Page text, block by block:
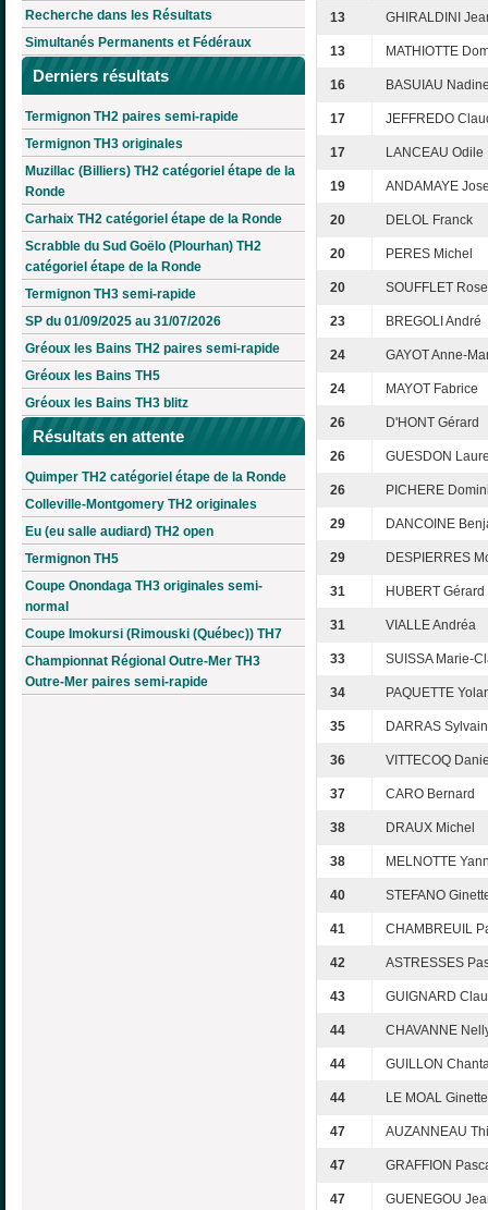
Recherche dans les Résultats
Simultanés Permanents et Fédéraux
Derniers résultats
Termignon TH2 paires semi-rapide
Termignon TH3 originales
Muzillac (Billiers) TH2 catégoriel étape de la
Ronde
Carhaix TH2 catégoriel étape de la Ronde
Scrabble du Sud Goëlo (Plourhan) TH2
catégoriel étape de la Ronde
Termignon TH3 semi-rapide
SP du 01/09/2025 au 31/07/2026
Gréoux les Bains TH2 paires semi-rapide
Gréoux les Bains TH5
Gréoux les Bains TH3 blitz
Résultats en attente
Quimper TH2 catégoriel étape de la Ronde
Colleville-Montgomery TH2 originales
Eu (eu salle audiard) TH2 open
Termignon TH5
Coupe Onondaga TH3 originales semi-
normal
Coupe Imokursi (Rimouski (Québec)) TH7
Championnat Régional Outre-Mer TH3
Outre-Mer paires semi-rapide
13 GHIRALDINI
13 MATHIOTTE
16 BASUIAU
17 JEFFREDO
17 LANCEAU Odile
19 ANDAMAYE
20 DELOL Franck
20 PERES Michel
20 SOUFFLET
23 BREGOLI André
24 GAYOT Anne-
24 MAYOT Fabrice
26 D'HONT Gérard
26 GUESDON
26 PICHERE
29 DANCOINE
29 DESPIERRES
31 HUBERT Gérard
31 VIALLE Andréa
33 SUISSA Marie-
34 PAQUETTE
35 DARRAS
36 VITTECOQ
37 CARO Bernard
38 DRAUX Michel
38 MELNOTTE
40 STEFANO
41 CHAMBREUIL
42 ASTRESSES
43 GUIGNARD
44 CHAVANNE
44 GUILLON
44 LE MOAL Ginette
47 AUZANNEAU
47 GRAFFION
47 GUENEGOU